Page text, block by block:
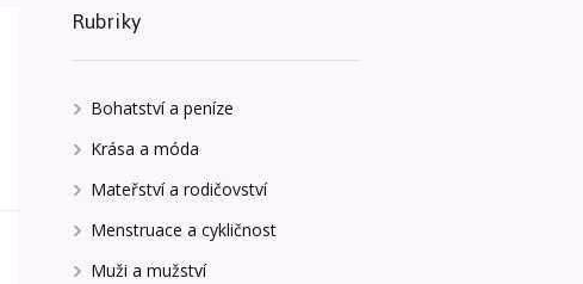
Rubriky
Bohatství a peníze
Krása a móda
Mateřství a rodičovství
Menstruace a cykličnost
Muži a mužství